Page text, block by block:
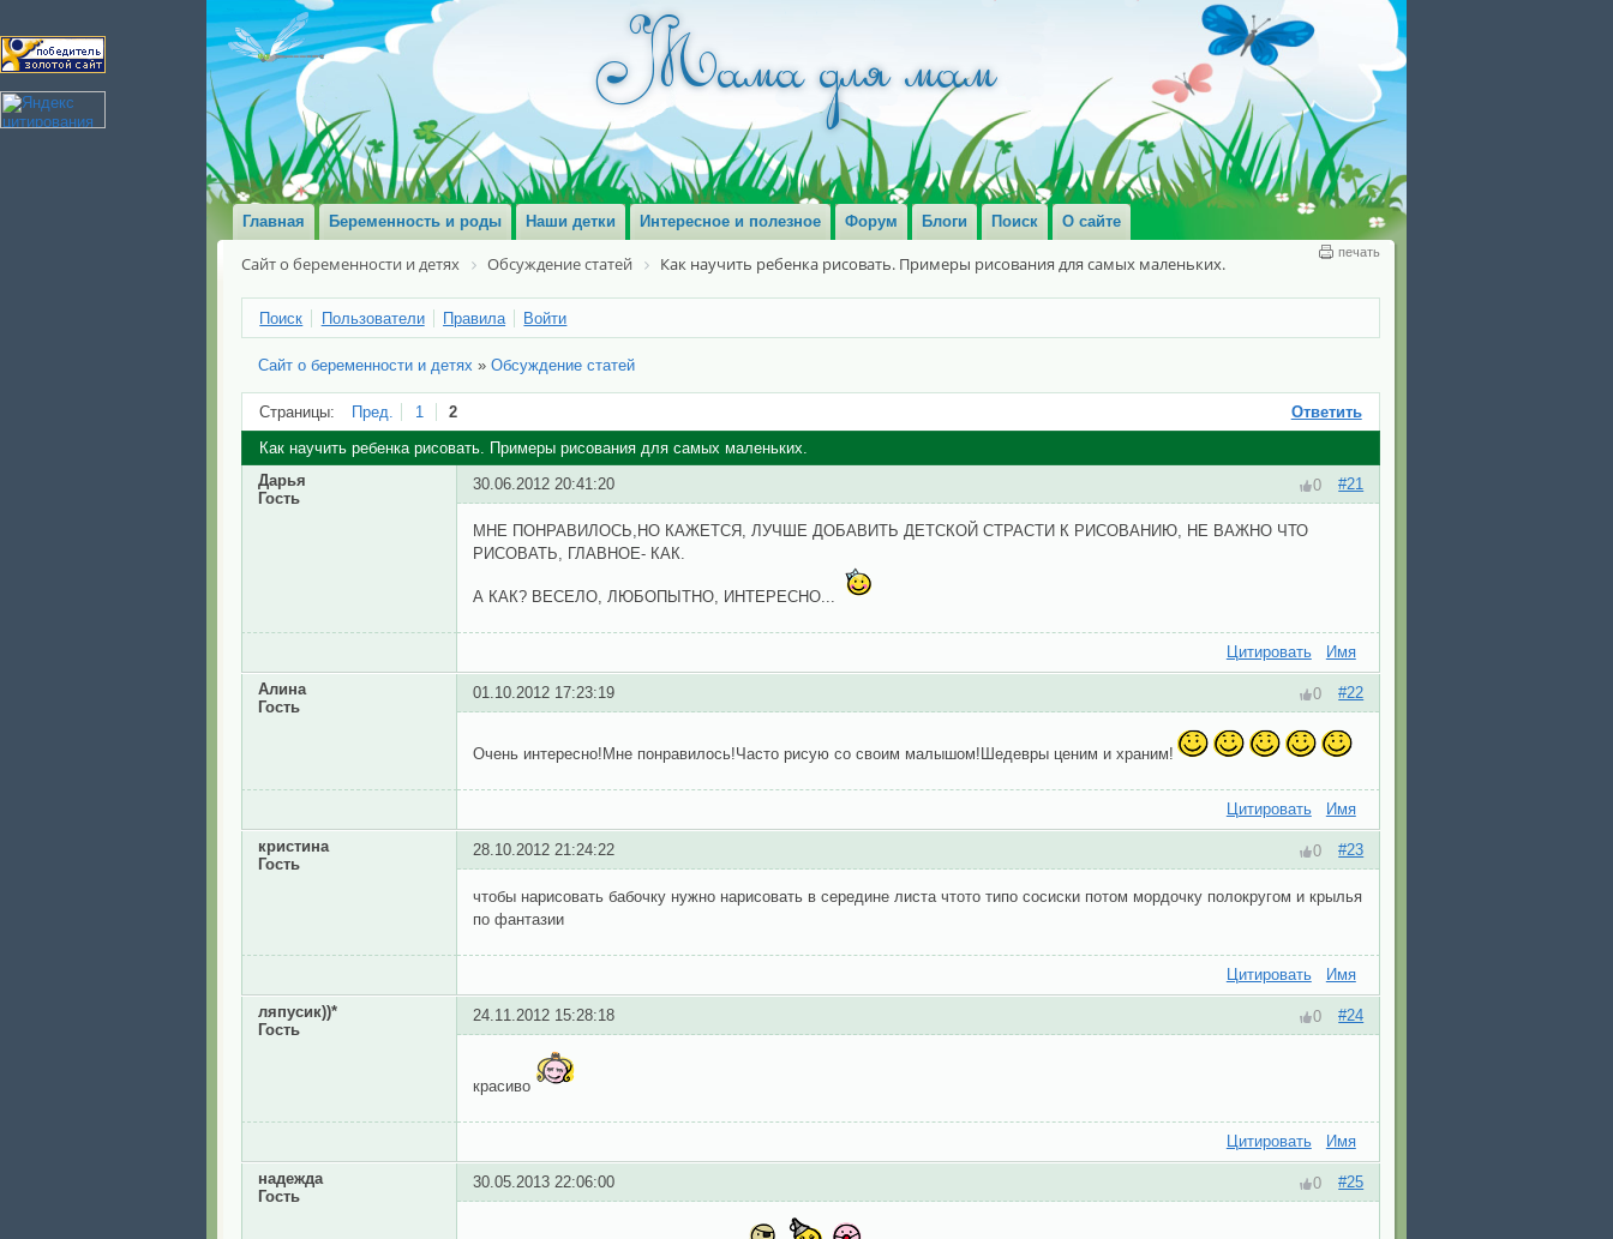
Главная Беременность и роды Наши детки Интересное и полезное Форум Блоги Поиск О сайте
печать
Сайт о беременности и детях Обсуждение статей Как научить ребенка рисовать. Примеры рисования для самых маленьких.
Поиск Пользователи Правила Войти
Сайт о беременности и детях »Обсуждение статей
Страницы: Пред. 1 2 Ответить
Как научить ребенка рисовать. Примеры рисования для самых маленьких.
Дарья
Гость
#21
0
30.06.2012 20:41:20
МНЕ ПОНРАВИЛОСЬ,НО КАЖЕТСЯ, ЛУЧШЕ ДОБАВИТЬ ДЕТСКОЙ СТРАСТИ К РИСОВАНИЮ, НЕ ВАЖНО ЧТО
РИСОВАТЬ, ГЛАВНОЕ- КАК.
А КАК? ВЕСЕЛО, ЛЮБОПЫТНО, ИНТЕРЕСНО...
Цитировать Имя
Алина
Гость
#22
0
01.10.2012 17:23:19
Очень интересно!Мне понравилось!Часто рисую со своим малышом!Шедевры ценим и храним!
Цитировать Имя
кристина
Гость
#23
0
28.10.2012 21:24:22
чтобы нарисовать бабочку нужно нарисовать в середине листа чтото типо сосиски потом мордочку полокругом и крылья
по фантазии
Цитировать Имя
ляпусик))*
Гость
#24
0
24.11.2012 15:28:18
красиво
Цитировать Имя
надежда
Гость
#25
0
30.05.2013 22:06:00